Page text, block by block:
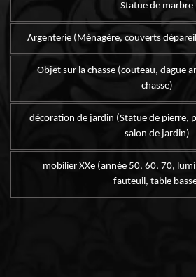
Statue de marbre
Argenterie (Ménagère, couverts
Objet sur la chasse (couteau, dague
chasse)
décoration de jardin (Statue de pierre,
salon de jardin)
mobilier XXe (année 50, 60, 70,
fauteuil, table